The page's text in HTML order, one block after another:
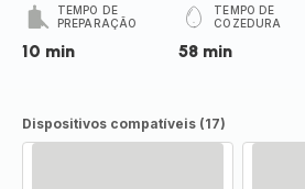
TEMPO DE
PREPARAÇÃO
10 min
TEMPO DE
COZEDURA
58 min
Dispositivos compatíveis (17)